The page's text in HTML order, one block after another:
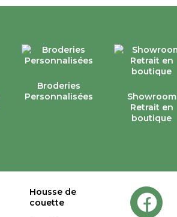
Broderies
Personnalisées
Showroom
Retrait en
boutique
Housse de
couette